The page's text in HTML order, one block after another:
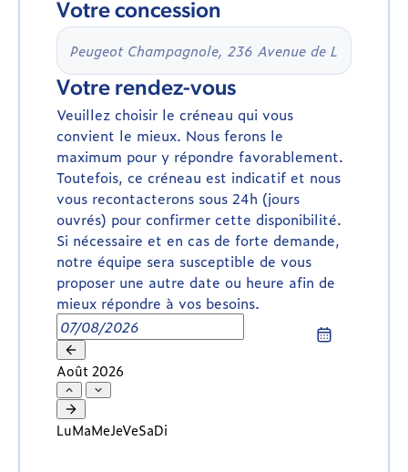
Votre concession
Votre rendez-vous
Veuillez choisir le créneau qui vous
convient le mieux. Nous ferons le
maximum pour y répondre favorablement.
Toutefois, ce créneau est indicatif et nous
vous recontacterons sous 24h (jours
ouvrés) pour confirmer cette disponibilité.
Si nécessaire et en cas de forte demande,
notre équipe sera susceptible de vous
proposer une autre date ou heure afin de
mieux répondre à vos besoins.
Août 2026
LuMaMeJeVeSaDi